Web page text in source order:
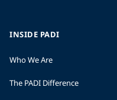
INSIDE PADI
Who We Are
The PADI Difference